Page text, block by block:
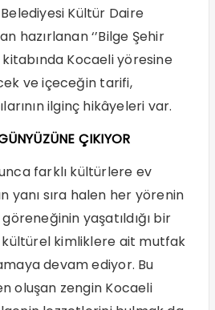
Kültür Daire
hazırlanan ‘’Bilge Şehir
kitabında Kocaeli yöresine
ve içeceğin tarifi,
ilginç hikâyeleri var.
ÇIKIYOR
farklı kültürlere ev
yanı sıra halen her yörenin
yaşatıldığı bir
kimliklere ait mutfak
devam ediyor. Bu
oluşan zengin Kocaeli